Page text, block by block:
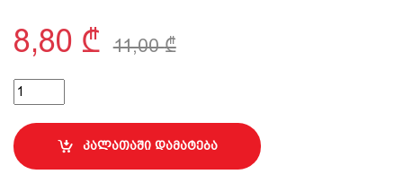
8,80 ₾ 11,00₾
დაჭერი ორმხრივი PH2X50მმ 10ც TMK19469 quantity
კალათაში დამატება